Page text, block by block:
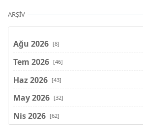
ARŞIV
Ağu 2026 [8]
Tem 2026 [46]
Haz 2026 [43]
May 2026 [32]
Nis 2026 [62]